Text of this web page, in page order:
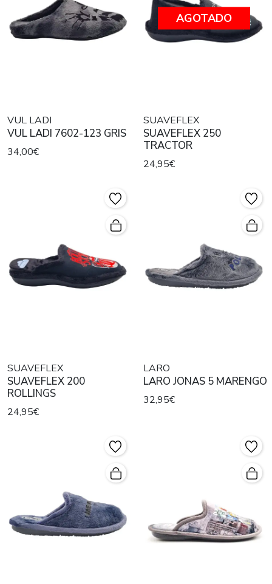
VUL LADI
VUL LADI 7602-123 GRIS
34,00€
AGOTADO
SUAVEFLEX
SUAVEFLEX 250
TRACTOR
24,95€
SUAVEFLEX
SUAVEFLEX 200
ROLLINGS
24,95€
LARO
LARO JONAS 5 MARENGO
32,95€